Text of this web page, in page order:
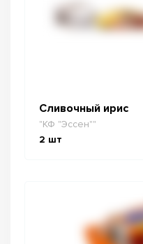
Сливочный ирис
"КФ "Эссен""
2 шт